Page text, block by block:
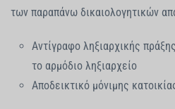
των παραπάνω δικαιολογητικών
Αντίγραφο ληξιαρχικής
το αρμόδιο ληξιαρχείο
Αποδεικτικό μόνιμης